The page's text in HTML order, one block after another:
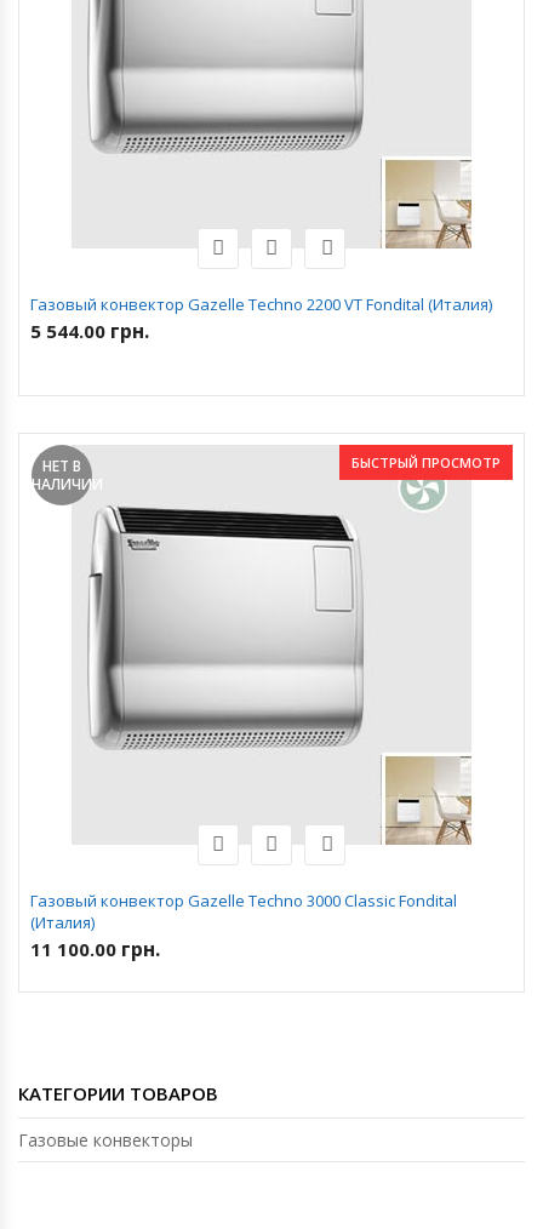
Газовый конвектор Gazelle Techno 2200 VT Fondital (Италия)
5 544.00 грн.
НЕТ В
НАЛИЧИИ
БЫСТРЫЙ ПРОСМОТР
Газовый конвектор Gazelle Techno 3000 Classic Fondital
(Италия)
11 100.00 грн.
КАТЕГОРИИ ТОВАРОВ
Газовые конвекторы